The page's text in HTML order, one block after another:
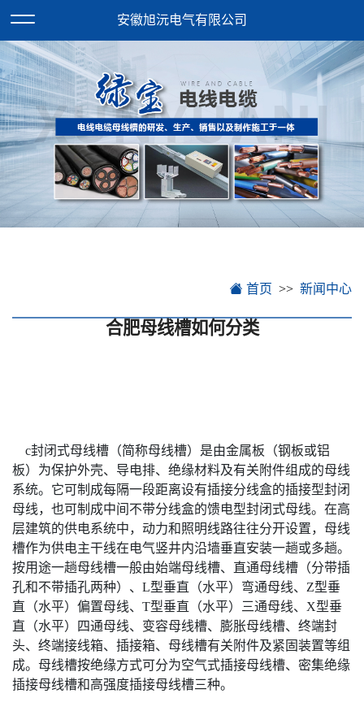
欢迎访问安徽旭沅电气有限公司网站！
安徽旭沅电气有限公司
首页 新闻中心
合肥母线槽如何分类
c封闭式母线槽（简称母线槽）是由金属板（钢板或铝
板）为保护外壳、导电排、绝缘材料及有关附件组成的母线
系统。它可制成每隔一段距离设有插接分线盒的插接型封闭
母线，也可制成中间不带分线盒的馈电型封闭式母线。在高
层建筑的供电系统中，动力和照明线路往往分开设置，母线
槽作为供电主干线在电气竖井内沿墙垂直安装一趟或多趟。
按用途一趟母线槽一般由始端母线槽、直通母线槽（分带插
孔和不带插孔两种）、L型垂直（水平）弯通母线、Z型垂
直（水平）偏置母线、T型垂直（水平）三通母线、X型垂
直（水平）四通母线、变容母线槽、膨胀母线槽、终端封
头、终端接线箱、插接箱、母线槽有关附件及紧固装置等组
成。母线槽按绝缘方式可分为空气式插接母线槽、密集绝缘
插接母线槽和高强度插接母线槽三种。